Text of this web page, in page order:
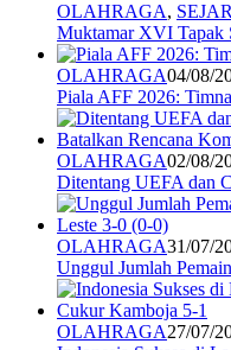
OLAHRAGA,
Muktamar XVI
OLAHRAGA04/08/
Piala AFF 2026:
OLAHRAGA02/08/
Ditentang UEFA dan
OLAHRAGA31/07/
Unggul Jumlah
OLAHRAGA27/07/